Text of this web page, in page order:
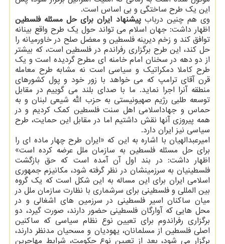
این یك طرح ساختگی و بی اساس است.
وی هم چنین دربابپیشنهاد ایران برای حل مسئله فلسطین
اظهار داشت: جهان اسلام می تواند حول یك طرح واقع بینانه
توافق كند و زخم دیرینه فلسطین و معضل صلح در خاورمیانه را
حل كند، این طرح برگزاری رفراندم در فلسطین است، كه بیشتر
از دو دهه در سخنان امام خامنه ای مطرح گردیده است و یك
طرح كاملا دمكراتیك و سیاسی است نه مشابه طرح معامله
قرن آقای ترامپ كه می خواهد با زور خود و پول كشورهای
منطقه آنرا اجرا نماید. ما با صدای بلند می گوییم در مقابل
توسعه طلبی رژیم صهیونیستی به حزب الله شیعی لبنان و به
حماس و جهاداسلامی اهل سنت فلسطین كمك كردیم و در
همه پیروزی آنها نقش داشتیم اما در مقابل این حمایت، طرح
سیاسی نیز ایران دارد.
امیرعبدالهیان با اشاره به این كه «ایران طرح چهار ماده ای را
برای حل مسئله فلسطین به سازمان ملل عرضه كرده است»
اظهار داشت: در بند اول آن آمده است كه حق بازگشت
فلسطینیان به سرزمینشان در نظر گرفته شود، مكانیزم جمهوری
اسلامی ایران برای این مساله به این شكل است كه یك گروه
بین المللی و فلسطینی برای سرشماری با نظارت سازمان ملل در
میان ساكنان اسیر فلسطینی در سرزمین های اشغالی و در
محل هایی كه آوارگان فلسطینی حضور دارند، صورت گیرد، دو
برگزاری رفراندوم برای تعیین نوع نظام سیاسی كه ساكنین
اصلی فلسطین از مسلمانان، یهودیان و مسحیان مدنظر دارند،
برگزار می شود، بعد از تعیین نوع حكومت، شرایط مهاجرین